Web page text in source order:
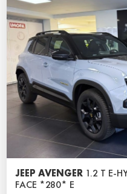
JEEP AVENGER 1.2 T E-
FACE *280* E